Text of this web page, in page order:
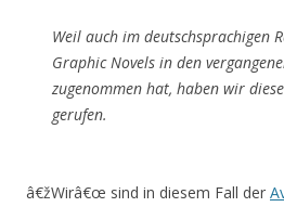
Weil auch im deutschsprachigen
Graphic Novels in den
zugenommen hat, haben wir
gerufen.
â€žWirâ€œ sind in diesem Fall der